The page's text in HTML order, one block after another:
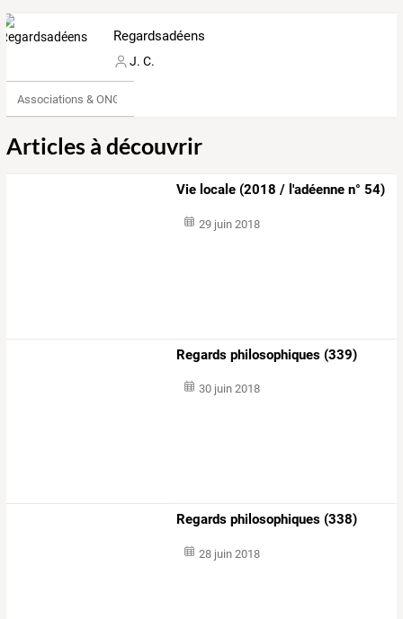
Regardsadéens
J. C.
Associations & ONG
Articles à découvrir
Vie locale (2018 / l'adéenne n° 54)
29 juin 2018
Regards philosophiques (339)
30 juin 2018
Regards philosophiques (338)
28 juin 2018